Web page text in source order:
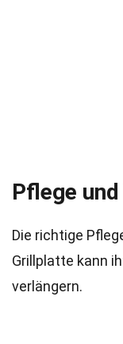
Pflege
Die richtige
Grillplatte kann
verlängern.